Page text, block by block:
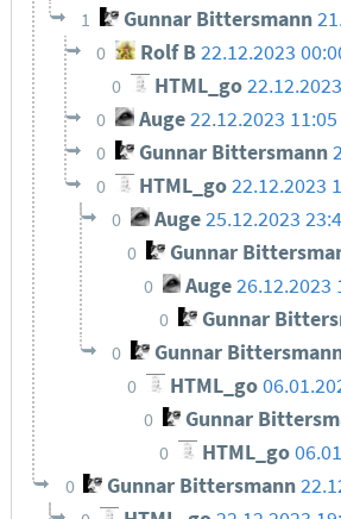
1 Gunnar Bittersmann
0 Rolf B 22.12.2023
0 HTML_go
0 Auge22.12.2023 11:05
0 Gunnar Bittersmann
0 HTML_go22.12.2023
0 Auge25.12.2023
0 Gunnar
0 Auge26.12.2023
0 Gunnar
0 Gunnar
0 HTML_go
0 Gunnar
0 HTML_go
0 Gunnar Bittersmann